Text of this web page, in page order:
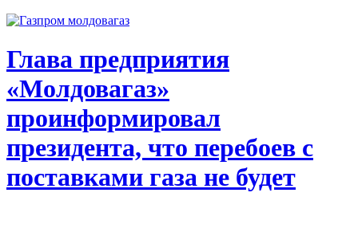
Глава предприятия
«Молдовагаз»
проинформировал
президента, что перебоев с
поставками газа не будет